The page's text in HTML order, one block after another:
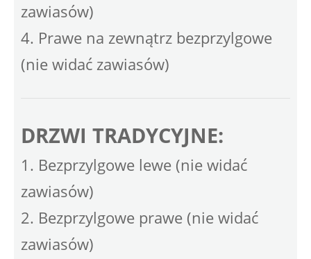
zawiasów)
4. Prawe na zewnątrz bezprzylgowe
(nie widać zawiasów)
DRZWI TRADYCYJNE:
1. Bezprzylgowe lewe (nie widać
zawiasów)
2. Bezprzylgowe prawe (nie widać
zawiasów)